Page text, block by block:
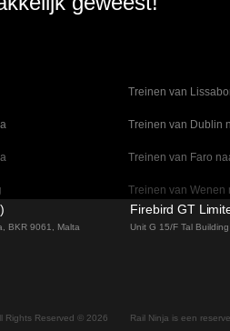
Treinen van
Treinen van Dublin
Treinen van Faro
Treinen van Wenen
Treinen van
Treinen van
BKR 9061, Malta
Firebird GT
Unit G 15/F Tal
Rights Reserved © 2026
Rail Ninja is een